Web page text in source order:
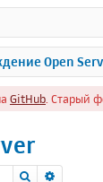
Open
GitHub . Старый
Поиск